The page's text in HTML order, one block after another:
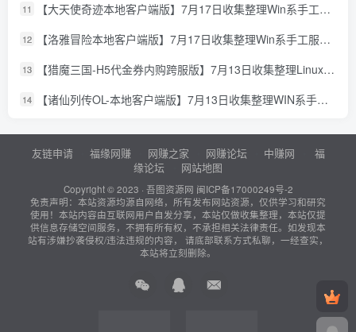
11 【大天使奇迹本地客户端版】7月17日收集整理Win系手工服务端-怀旧奇迹页游-详细文本搭建教程-GM授权管理后台-PC客户端
12 【洛雅冒险本地客户端版】7月17日收集整理Win系手工服务端-经典冒险页游-详细文本搭建教程-PC客户端
13 【猎魔三国-H5代金券内购跨服版】7月13日收集整理Linux手工服务端-典藏卡牌回合手游-详细文本搭建教程-通用视频教程-GM管理授权后台-简易安卓客户端
14 【诸仙列传OL-本地客户端版】7月13日收集整理WIN系手工服务端-经典修真页游-详细文本搭建教程-GM工具-PC客户端
友链申请 福缘网赚 网赚之家 网赚论坛 中赚网
福
缘论坛
网站地图
Copyright © 2023 · 吾图资源网 闽ICP备17000249号-2
免责声明：本站资源均源自网络，所有发布网站资源，仅供学习和研究
使用！本站内容由互联网用户自发分享，本站仅做收集整理，本站仅提
供信息存储空间服务，不拥有所有权，不承担相关法律责任。如发现本
站有涉嫌抄袭侵权/违法违规的内容， 请底部联系方式私聊，一经查实，
本站将立刻删除。